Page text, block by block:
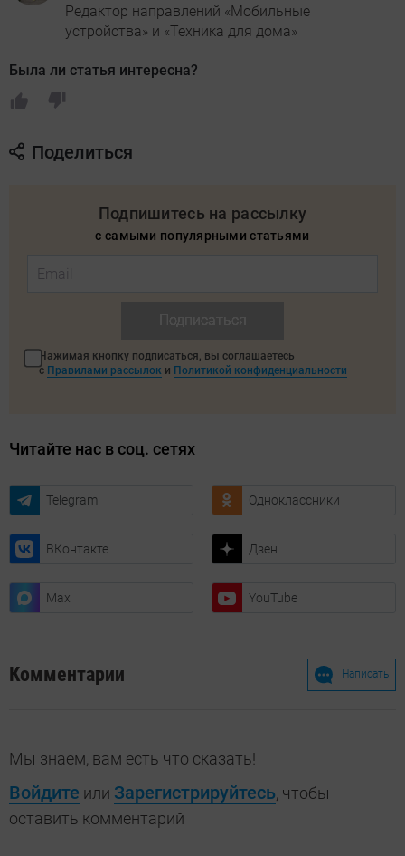
Редактор направлений «Мобильные
устройства» и «Техника для дома»
Была ли статья интересна?
Поделиться
Подпишитесь на рассылку
с самыми популярными статьями
Нажимая кнопку подписаться, вы соглашаетесь
с Правилами рассылок и Политикой конфиденциальности
Читайте нас в соц. сетях
Telegram Одноклассники
ВКонтакте Дзен
Max YouTube
Комментарии Написать
Мы знаем, вам есть что сказать!
Войдите или Зарегистрируйтесь, чтобы
оставить комментарий